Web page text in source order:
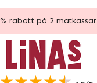
rabatt på 2 matkassar